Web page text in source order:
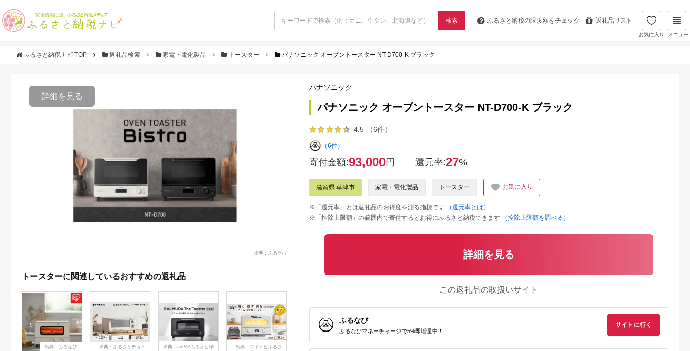
検索 ふるさと納税の限度額をチェック 返礼品リスト
お気に入り メニュー
ふるさと納税ナビ TOP 返礼品検索 家電・電化製品 トースター パナソニック オーブントースター NT-D700-K ブラック
詳細を見る
出典：ふるラボ
トースターに関連しているおすすめの返礼品
出典：ふるなび
出典：ふるさとチョイ
出典：auPAYふるさと納
出典：マイナビふるさ
パナソニック
パナソニック オーブントースター NT-D700-K ブラック
4.5 （6件）
（6件）
寄付金額:93,000円 還元率:27%
滋賀県 草津市 家電・電化製品 トースター お気に入り
※「還元率」とは返礼品のお得度を測る指標です
（還元率とは）
※「控除上限額」の範囲内で寄付するとお得にふるさと納税できます
（控除上限額を調べる）
詳細を見る
この返礼品の取扱いサイト
ふるなび
ふるなびマネーチャージで5%即増量中！
サイトに行く